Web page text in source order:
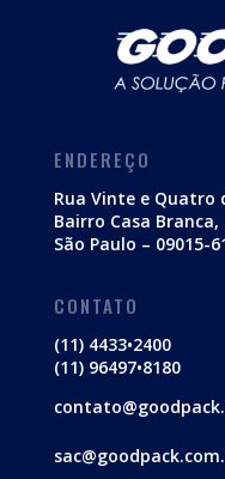
ENDEREÇO
Rua Vinte e Quatro
Bairro Casa
São Paulo – 09015-
CONTATO
(11) 4433•2400
(11) 96497•8180